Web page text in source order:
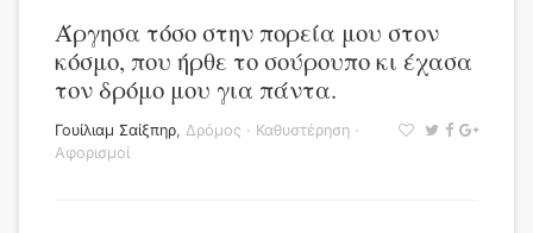
Άργησα τόσο στην πορεία μου στον
κόσμο, που ήρθε το σούρουπο κι έχασα
τον δρόμο μου για πάντα.
Γουίλιαμ Σαίξπηρ, Δρόμος · Καθυστέρηση ·
Αφορισμοί